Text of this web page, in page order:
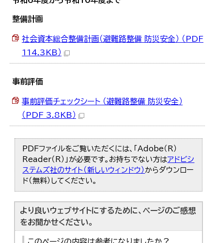
整備計画
社会資本総合整備計画（避難路整備 防災安全） （PDF
114.3KB）
事前評価
事前評価チェックシート （避難路整備 防災安全）
（PDF 3.8KB）
PDFファイルをご覧いただくには、「Adobe（R）
Reader（R）」が必要です。お持ちでない方はアドビシ
ステムズ社のサイト（新しいウィンドウ） からダウンロー
ド（無料）してください。
より良いウェブサイトにするために、ページのご感想
をお聞かせください。